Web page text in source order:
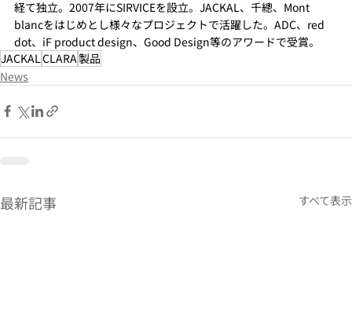
経て独立。2007年にSIRVICEを設立。JACKAL、千總、Mont
blancをはじめとし様々なプロジェクトで活躍した。ADC、red
dot、iF product design、Good Design等のアワードで受賞。
JACKALCLARA製品
News
最新記事 すべて表示